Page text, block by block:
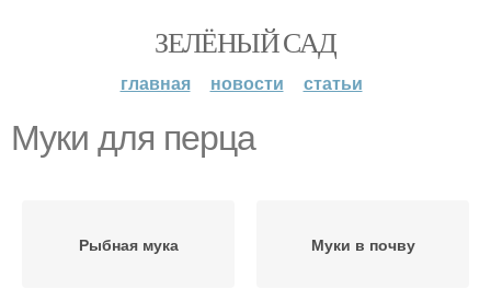
ЗЕЛЁНЫЙ САД
главная новости статьи
Муки для перца
Рыбная мука Муки в почву